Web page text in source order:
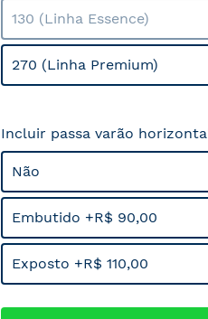
130 (Linha Essence)
270 (Linha Premium)
Incluir passa varão
Não
Embutido +R$ 90,00
Exposto +R$ 110,00